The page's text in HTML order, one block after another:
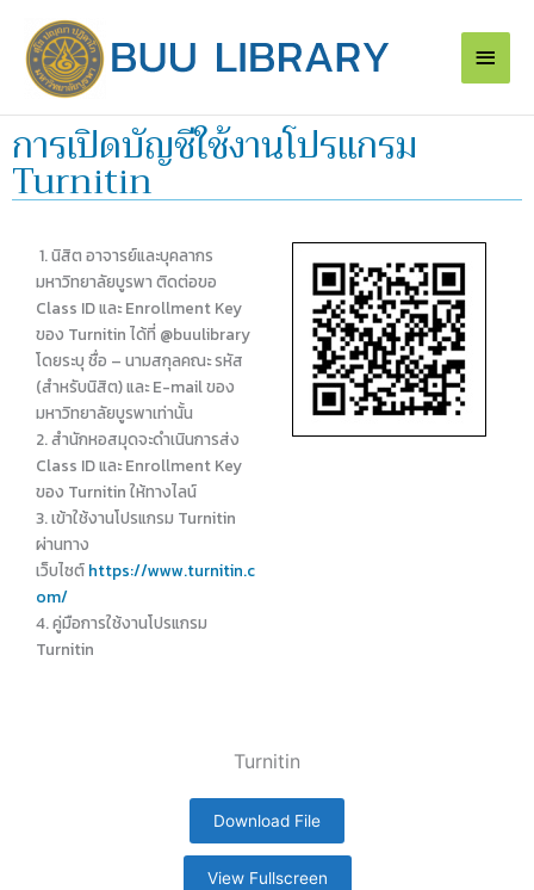
content
Main
การเปิดบัญชีใช้งานโปรแกรม
Turnitin
1. นิสิต อาจารย์และบุคลากร
มหาวิทยาลัยบูรพา ติดต่อขอ
Class ID และ Enrollment Key
ของ Turnitin ได้ที่ @buulibrary
โดยระบุ ชื่อ – นามสกุลคณะ รหัส
(สำหรับนิสิต) และ E-mail ของ
มหาวิทยาลัยบูรพาเท่านั้น
2. สำนักหอสมุดจะดำเนินการส่ง
Class ID และ Enrollment Key
ของ Turnitin ให้ทางไลน์
3. เข้าใช้งานโปรแกรม Turnitin
ผ่านทาง
เว็บไซต์ https://www.turnitin.c
om/
4. คู่มือการใช้งานโปรแกรม
Turnitin
Turnitin
Download File
View Fullscreen